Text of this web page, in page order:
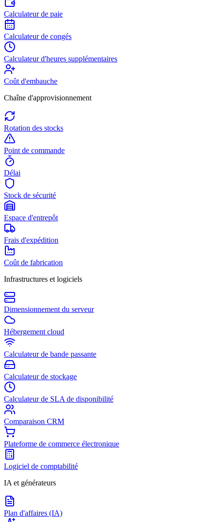
Calculateur de paie
Calculateur de congés
Calculateur d'heures supplémentaires
Coût d'embauche
Chaîne d'approvisionnement
Rotation des stocks
Point de commande
Délai
Stock de sécurité
Espace d'entrepôt
Frais d'expédition
Coût de fabrication
Infrastructures et logiciels
Dimensionnement du serveur
Hébergement cloud
Calculateur de bande passante
Calculateur de stockage
Calculateur de SLA de disponibilité
Comparaison CRM
Plateforme de commerce électronique
Logiciel de comptabilité
IA et générateurs
Plan d'affaires (IA)